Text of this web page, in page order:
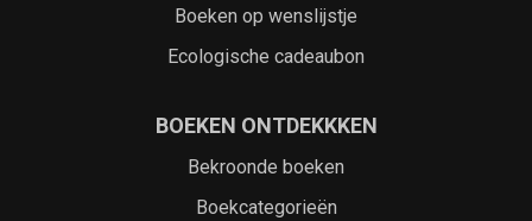
Boeken op wenslijstje
Ecologische cadeaubon
BOEKEN ONTDEKKKEN
Bekroonde boeken
Boekcategorieën